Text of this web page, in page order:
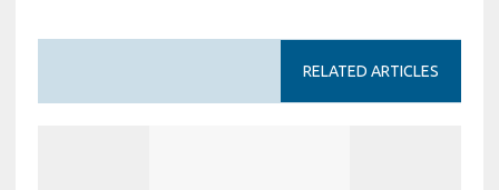
RELATED ARTICLES